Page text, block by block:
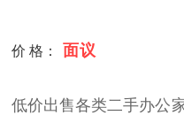
价 格： 面议
低价出售各类二手办公